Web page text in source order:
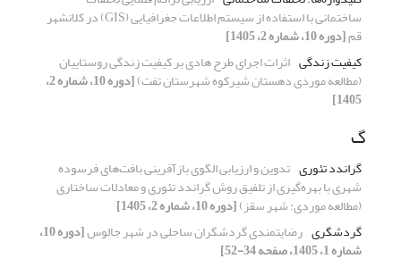
ساختمانی با استفاده از سیستم اطلاعات جغرافیایی (GIS) در کلانشهر
قم[دوره 10، شماره 2، 1405]
کیفیت زندگی اثرات اجرای طرح هادی بر کیفیت زندگی روستاییان
(مطالعه موردی دهستان شیرکوه شهرستان تفت) [دوره 10، شماره 2،
1405]
گ
گراندد تئوری تدوین و ارزیابی الگوی بازآفرینی بافت‌های فرسوده
شهری با بهر‌ه‌گیری از تلفیق روش گراندد تئوری و معادلات ساختاری
(مطالعه موردی: شهر سقز)[دوره 10، شماره 2، 1405]
گردشگری رضایتمندی گردشگران ساحلی در شهر جالوس [دوره 10،
شماره 1، 1405، صفحه 34-52]